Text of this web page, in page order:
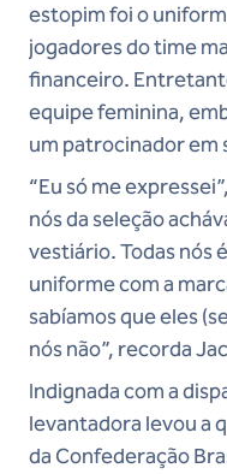
estopim foi o
jogadores do time
financeiro.
equipe feminina,
um patrocinador em
“Eu só me
nós da seleção
vestiário. Todas nós
uniforme com a
sabíamos que eles
nós não”, recorda
Indignada com a
levantadora levou a
da Confederação